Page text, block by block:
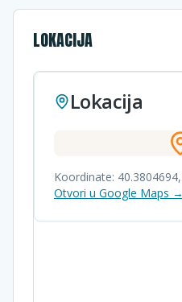
LOKACIJA
Lokacija
Koordinate: 40.3804694,
Otvori u Google Maps →